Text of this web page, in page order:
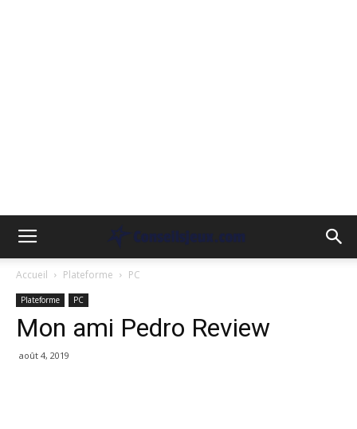
Accueil Plateforme PC
Plateforme PC
Mon ami Pedro Review
août 4, 2019